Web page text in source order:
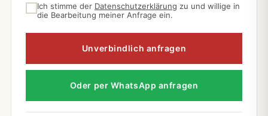
Ich stimme der Datenschutzerklärung zu und willige in
die Bearbeitung meiner Anfrage ein.
Unverbindlich anfragen
Oder per WhatsApp anfragen